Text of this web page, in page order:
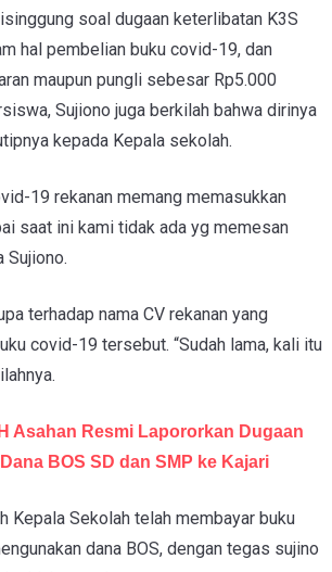
soal dugaan keterlibatan K3S
hal pembelian buku covid-19, dan
maupun pungli sebesar Rp5.000
Sujiono juga berkilah bahwa dirinya
kepada Kepala sekolah.
19 rekanan memang memasukkan
saat ini kami tidak ada yg memesan
Sujiono.
terhadap nama CV rekanan yang
covid-19 tersebut. “Sudah lama, kali itu
Asahan Resmi Lapororkan Dugaan
BOS SD dan SMP ke Kajari
Kepala Sekolah telah membayar buku
dana BOS, dengan tegas sujino